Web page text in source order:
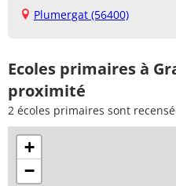
Plumergat (56400)
Ecoles primaires à
proximité
2 écoles primaires sont
+
−